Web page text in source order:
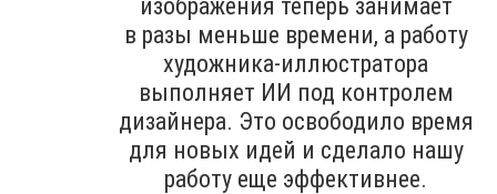
изображения теперь занимает
в разы меньше времени, а работу
художника-иллюстратора
выполняет ИИ под контролем
дизайнера. Это освободило время
для новых идей и сделало нашу
работу еще эффективнее.